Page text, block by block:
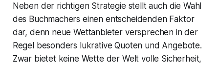
Neben der richtigen Strategie stellt auch die Wahl
des Buchmachers einen entscheidenden Faktor
dar, denn neue Wettanbieter versprechen in der
Regel besonders lukrative Quoten und Angebote.
Zwar bietet keine Wette der Welt volle Sicherheit,